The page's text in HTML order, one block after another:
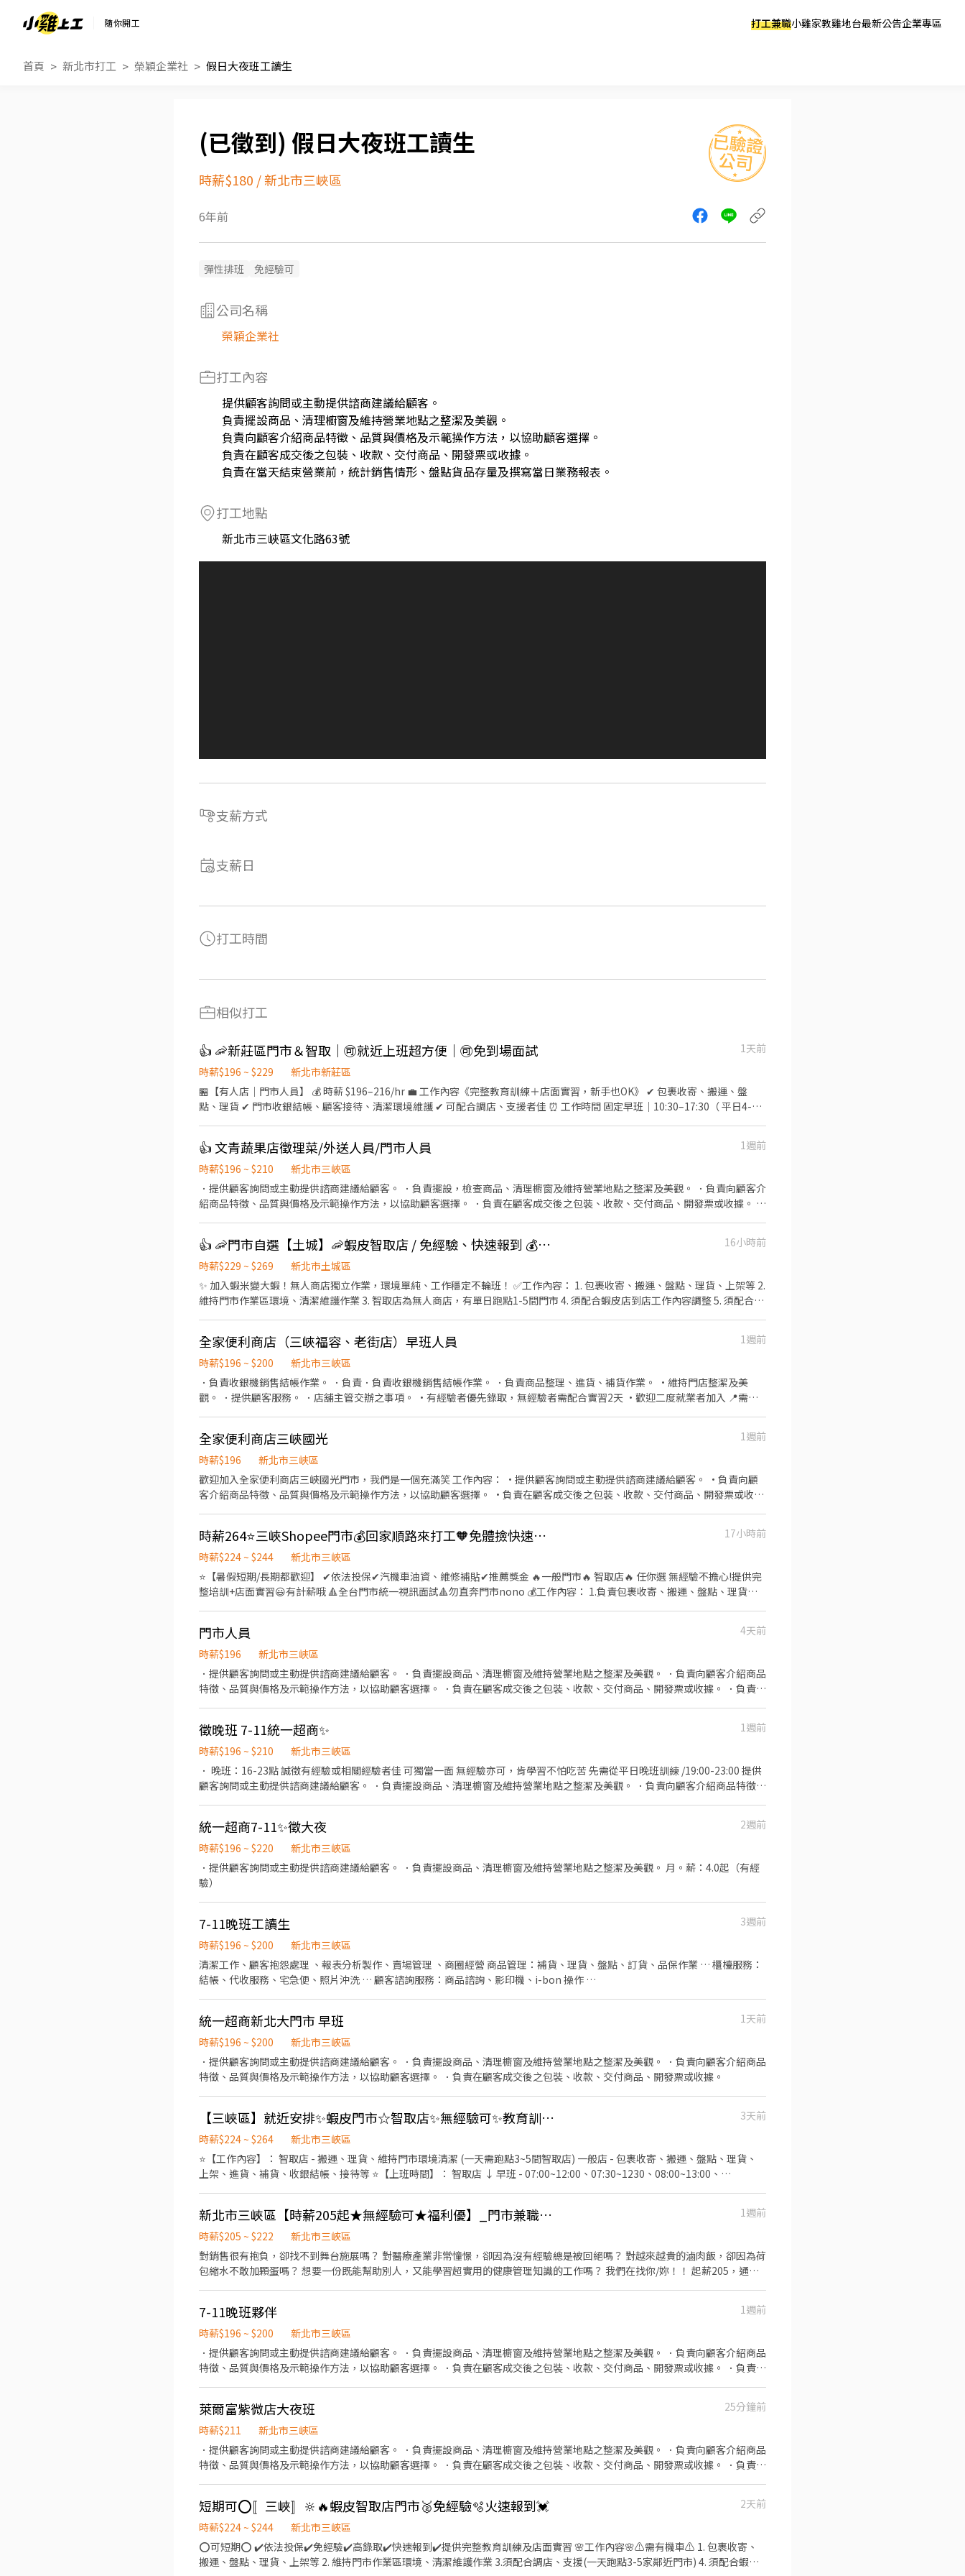
隨你開工 打工兼職小雞家教雞地台最新公告企業專區
首頁 新北市打工 榮穎企業社 假日大夜班工讀生
假日大夜班工讀生
時薪$180 /新北市三峽區
6年前
彈性排班 免經驗可
公司名稱
榮穎企業社
打工內容
提供顧客詢問或主動提供諮商建議給顧客。
負責擺設商品、清理櫥窗及維持營業地點之整潔及美觀。
負責向顧客介紹商品特徵、品質與價格及示範操作方法，以協助顧客選擇。
負責在顧客成交後之包裝、收款、交付商品、開發票或收據。
負責在當天結束營業前，統計銷售情形、盤點貨品存量及撰寫當日業務報表。
打工地點
新北市三峽區文化路63號
支薪方式
支薪日
打工時間
相似打工
👍 🦐新莊區門市＆智取｜🉑就近上班超方便｜🉑免到場面試
1天前
時薪$196 ~ $229
新北市新莊區
🏪【有人店｜門市人員】 💰 時薪 $196–216/hr 💼 工作內容《完整教育訓練＋店面實習，新手也OK》 ✔ 包裹收寄、搬運、盤
點、理貨 ✔ 門市收銀結帳、顧客接待、清潔環境維護 ✔ 可配合調店、支援者佳 ⏰ 工作時間 固定早班｜10:30–17:30（ 平日4-
流箱約 10–15kg） ✔ 作業區環境整理、清潔 ✔ 需自備機車，可配合單日跑點（距離 ＜10km） ⏰ 工作時間 固定早班｜07:00–
13:30（每日排 2–5H） 固定晚班｜17:30–23:30（每日排 2–5H） 固定夜班｜23:30–03:30 🗓 排班方式 ✔ 含假日｜週排 3–5 天 ––
–––––––––––––––– 📍門市地點自選｜目前缺額如下 🔹 八里區 🏪 八里中山店｜中山路二段306號1樓 ⭐ 八里龍形－智取店｜龍
形三街3號1樓 🔹 三重區 ⭐ 三重光復－智取店｜光復路一段21號1樓 ⭐ 三重三民－智取店｜三民街77號1樓 ⭐ 三重慈愛－智取店｜
慈愛街74號1樓 ⭐ 三重五華－智取店｜五華街62之1號1樓 ⭐ 三重雙園－智取店｜雙園街124號1樓 ⭐ 三重正義－智取店｜正義北
路335號1樓 🔹 三峽區 ⭐ 三峽國光－智取店｜國光街81巷3之2號1樓 ⭐ 三峽大觀－智取店｜大觀路24號1樓 ⭐ 三峽民族－智取店
｜民族街12號1樓 ⭐ 三峽永安－智取店｜永安街94號1樓 🔹 土城區 🏪 土城明德店｜明德路一段309號1樓 🏪 土城中正店｜中正路
67巷20號1樓 🏪 土城立仁店｜立仁街6號1樓 🏪 土城學府店｜學府路一段91號1樓 ⭐ 土城延吉－智取店｜延吉街26號與28號1樓
⭐ 土城金安－智取店｜金安街36號1樓 ⭐ 土城裕生－智取店｜裕生路28號 🔹 中和區 🏪 中和華福店｜華福街28號1樓 🏪 中和捷運
店｜捷運路18號1樓 🏪 中和宜安店｜宜安路149號1樓 🏪 中和自立店｜自立路23號1樓 ⭐ 中和力行－智取店｜連勝街19號1樓 ⭐
中和民享－智取店｜民享街66號1樓 ⭐ 中和秀山－智取店｜自立路139巷2號1樓 ⭐ 中和安平－智取店｜安平路17號1樓 ⭐ 中和連
城－智取店｜連城路346之1號1樓 ⭐ 中和成功－智取店｜成功路1巷8號1樓 ⭐ 中和景平三－智取店｜景平路638號1樓 ⭐ 中和興南
－智取店｜興南路一段179號1樓 🔹 五股區 🏪 五股西雲店｜西雲路70號1樓 ⭐ 五股工商－智取店｜工商路171號1樓 🔹 永和區 🏪
永和永平店｜仁愛路308號1、2樓 ⭐ 永和永元－智取店｜永元路97號1樓 ⭐ 永和中山－智取店｜中山路一段102之1號1樓 ⭐ 永和
中興－智取店｜中興街151號1樓 🔹 汐止區 🏪 汐止大同店｜大同路二段667號1樓 🏪 汐止樟樹二店｜樟樹一路141巷3號1樓 🏪 汐
止新昌店｜新昌路12號1樓 🏪 汐止明峰店｜明峰街15號1樓 🏪 汐止青山店｜青山路29號 ⭐ 汐止秀峰－智取店｜秀峰路74號1樓 ⭐
汐止東城－智取店｜康寧街459巷17號1樓 ⭐ 汐止同興－智取店｜同興路278號1樓 🔹 板橋區 🏪 板橋僑中店｜僑中二街8巷1號1樓
板橋大觀店｜大觀路二段173號1樓 ⭐ 板橋北門－智取店｜北門街55號1樓 ⭐ 板橋光武－智取店｜光武街36巷2號1樓 ⭐ 板橋四維
－智取店｜四維路304號1樓 ⭐ 板橋滿平－智取店｜滿平街75號1樓 ⭐ 板橋永豐－智取店｜永豐街151號1樓 ⭐ 板橋漢生－智取店
｜漢生西路165巷50號1樓 ⭐ 板橋仁化－智取店｜仁化街173號1樓 ⭐ 板橋莒光－智取店｜莒光路133巷1號1樓 ⭐ 板橋樂群－智取
店｜樂群路140號1樓 ⭐ 板橋實踐－智取店｜實踐路93巷31號1樓 ⭐ 板橋信義－智取店｜信義路150巷10號1樓 ⭐ 板橋民權－智取
店｜民權路257號1樓 ⭐ 板橋長江－智取店｜長江路二段159號1樓 🔹 林口區 🏪 林口文化店｜文化二路二段153號1樓 🏪 林口忠孝
店｜忠孝路480號1樓 ⭐ 林口晴空－智取店｜文化三路一段39巷110號1樓 ⭐ 林口仁愛－智取店｜仁愛路二段628號1樓 🔹 金山區
⭐ 金山中正－智取店｜中正路59號1樓 🔹 泰山區 🏪 泰山仁德店｜仁德路10號1樓 🏪 泰山工專店｜工專路52號1樓 ⭐ 泰山明志－
智取店｜明志路二段291號1樓 ⭐ 泰山泰林－智取店｜泰林路二段217號1樓 🔹 淡水區 🏪 淡水民族店｜民族路33巷16-7號1樓 🏪
淡水北新店｜北新路169巷5號 ⭐ 淡水海都－智取店｜新市三路二段361號1樓 ⭐ 淡水新市－智取店｜新市一路三段162號1樓 🔹
新店區 🏪 新店三民店｜三民路67號1樓 🏪 新店安康三店｜安康路三段175號1樓 🏪 新店安和店｜安和路二段163號1樓 🏪 新店北
宜店｜北宜路二段69號1樓 🏪 新店中興二店｜中興路三段189號1樓 🏪 新店百忍店｜百忍街1-1號1樓 ⭐ 新店安祥－智取店｜安祥
🏪 新莊建福店｜建福路59巷13號1樓 🏪 新莊雙鳳店｜雙鳳路34號1樓 🏪 新莊龍安店｜龍安路287號1樓 🏪 新莊中平店｜中平路
184巷32號1樓 ⭐ 新莊潭底－智取店｜成功街1號1樓（HD hub） ⭐ 新莊安國－智取店｜頭前路38號1樓 ⭐ 新莊體育－智取店｜公
園路95號1樓 ⭐ 新莊中港二－智取店｜中港一街126號1樓 ⭐ 新莊中正－智取店｜中正路881-16號1樓 ⭐ 新莊榮華－智取店｜榮華
路一段58號1樓 ⭐ 新莊公園－智取店｜公園路60號1樓 🔹 萬里區 ⭐ 萬里瑪鋉－智取店｜瑪鋉路41號1、2樓 🔹 蘆洲區 🏪 蘆洲民族
二店｜民族路151號1樓 🏪 蘆洲民族三店｜民族路327巷24號1樓 ⭐ 蘆洲水湳－智取店｜水湳街31號1樓 ⭐ 蘆洲長安二－智取店｜
長安街44號1樓 –––––––––––––––––––––––––––––––––––––––––––––––––––––– 🔽🔽🔽如何應徵？🔽🔽🔽 ➊填寫履歷：
https://reurl.cc/ep0VEQ ➋加入留言：https://lin.ee/P5tPoOQ 或加 @504xbfkt 💥截圖職缺文💥 私訊留下 ⌜姓名✚電話 指名威
爾森 專員」
👍 文青蔬果店徵理菜/外送人員/門市人員
1週前
時薪$196 ~ $210
新北市三峽區
．提供顧客詢問或主動提供諮商建議給顧客。 ．負責擺設，檢查商品、清理櫥窗及維持營業地點之整潔及美觀。 ．負責向顧客介
紹商品特徵、品質與價格及示範操作方法，以協助顧客選擇。 ．負責在顧客成交後之包裝、收款、交付商品、開發票或收據。 ．
👍 🦐門市自選【土城】🦐蝦皮智取店 / 免經驗、快速報到 💰時薪 229-269
16小時前
時薪$229 ~ $269
新北市土城區
✨ 加入蝦米變大蝦！無人商店獨立作業，環境單純、工作穩定不輪班！ ✅工作內容： 1. 包裹收寄、搬運、盤點、理貨、上架等 2.
維持門市作業區環境、清潔維護作業 3. 智取店為無人商店，有單日跑點1-5間門市 4. 須配合蝦皮店到店工作內容調整 5. 須配合鄰
17:30-22:30、17:30-23:30、18:30-22:30、18:30-23:30 (上班時數為2~6小時依實際情況而定) 🔹夜班 ：23:30–03:30 (上班時數
為2~4小時依實際情況而定) 🔹假日早班：07:00-12:00 🔹假日晚班：17:30-23:30 (上班時數為2~6小時，一個月至少6天，依實際
情況而定) ⸻ ✅工作待遇： 日班時薪=$229 晚班另有獎金+20=時薪$249 夜班另有獎金+40=時薪$269
━━━━━━━━━━━━━ 📍 【熱門開缺地點】新北市三重、土城、中和、永和、汐止、板橋、淡水、新店、新莊、蘆洲
━━━━━━━━━━━━ 📩 【火速卡位應徵流程】 ➊ 點擊填寫廠商制式履歷（1分鐘完成，快速安排送審）： 👉
https://reurl.cc/Wbek79 🔒 【隱私防線】個資僅供廠商審核，敏感欄位（身分證/詳細地址）錄取前皆可先不填！ ➋加入留言：
👉https://lin.ee/OBnhVN5 私訊留下 ⌜姓名+電話 +應徵蝦皮門市人員」💥
全家便利商店（三峽福容、老街店）早班人員
1週前
時薪$196 ~ $200
新北市三峽區
．負責收銀機銷售結帳作業。 ．負責．負責收銀機銷售結帳作業。 ．負責商品整理、進貨、補貨作業。 ·維持門店整潔及美
觀。 ．提供顧客服務。 ．店舖主管交辦之事項。 ·有經驗者優先錄取，無經驗者需配合實習2天 ·歡迎二度就業者加入 📍需要
全家便利商店三峽國光
1週前
時薪$196
新北市三峽區
歡迎加入全家便利商店三峽國光門市，我們是一個充滿笑 工作內容： •提供顧客詢問或主動提供諮商建議給顧客。 •負責向顧
客介紹商品特徵、品質與價格及示範操作方法，以協助顧客選擇。 •負責在顧客成交後之包裝、收款、交付商品、開發票或收
時薪264⭐三峽Shopee門市💰回家順路來打工🧡免體撿快速報到
17小時前
時薪$224 ~ $244
新北市三峽區
⭐【暑假短期/長期都歡迎】 ✔依法投保✔汽機車油資、維修補貼✔推薦獎金 🔥一般門市🔥 智取店🔥 任你選 無經驗不擔心!提供完
整培訓+店面實習😃有計薪哦 🔺全台門市統一視訊面試🔺勿直奔門市nono 💰工作內容： 1.負責包裹收寄、搬運、盤點、理貨等
224元 智取店(無人店) 晚班時新244元 🏡門市地點(任你自選) ↓↓智取店↓↓ 三峽大觀 - 智取店 新北市三峽區大觀路24號1樓 三
峽民族 - 智取店 新北市三峽區民族街12號1樓 三峽永安 - 智取店 新北市三峽區永安街94號1樓 三峽國光 - 智取店 新北市三峽區國
光街81巷3之2號1樓 💰工作時間：(給你選) 【固定班別、每周至少配合4天】 ↓↓智取店↓↓ 早班－ 07:00-12:00/07:30-
12:30/08:00-13:00/08:30-13:30 晚班－17:30-23:00/18:30 - 23:00 🔺需能搬重10-15KG 🔺須配合鄰近店點支援 🔺短期/長期 ☆*:
.｡. o(≧▽≦)o .｡.:*☆ ✍應徵、詢問歡迎直接聯繫、填線上履歷 招募專員：林小姐 https://lin.ee/PGxf2s9 加入後請留言 :姓名/電
話/應徵工作截圖 💡安心求職、應徵詢問不收錢
門市人員
4天前
時薪$196
新北市三峽區
．提供顧客詢問或主動提供諮商建議給顧客。 ．負責擺設商品、清理櫥窗及維持營業地點之整潔及美觀。 ．負責向顧客介紹商品
特徵、品質與價格及示範操作方法，以協助顧客選擇。 ．負責在顧客成交後之包裝、收款、交付商品、開發票或收據。 ．負責在
徵晚班 7-11統一超商✨
1週前
時薪$196 ~ $210
新北市三峽區
． 晚班：16-23點 誠徵有經驗或相關經驗者佳 可獨當一面 無經驗亦可，肯學習不怕吃苦 先需從平日晚班訓練 /19:00-23:00 提供
顧客詢問或主動提供諮商建議給顧客。 ．負責擺設商品、清理櫥窗及維持營業地點之整潔及美觀。 ．負責向顧客介紹商品特徵、
統一超商7-11✨徵大夜
2週前
時薪$196 ~ $220
新北市三峽區
．提供顧客詢問或主動提供諮商建議給顧客。 ．負責擺設商品、清理櫥窗及維持營業地點之整潔及美觀。 月。薪：4.0起（有經
驗）
7-11晚班工讀生
3週前
時薪$196 ~ $200
新北市三峽區
清潔工作、顧客抱怨處理 、報表分析製作、賣場管理 、商圈經營 商品管理：補貨、理貨、盤點、訂貨、品保作業 … 櫃檯服務：
結帳、代收服務、宅急便、照片沖洗 … 顧客諮詢服務：商品諮詢、影印機、i-bon 操作 …
統一超商新北大門市 早班
1天前
時薪$196 ~ $200
新北市三峽區
．提供顧客詢問或主動提供諮商建議給顧客。 ．負責擺設商品、清理櫥窗及維持營業地點之整潔及美觀。 ．負責向顧客介紹商品
特徵、品質與價格及示範操作方法，以協助顧客選擇。 ．負責在顧客成交後之包裝、收款、交付商品、開發票或收據。
【三峽區】就近安排✨蝦皮門市☆智取店✨無經驗可✨教育訓練皆有薪✨可週預支
3天前
時薪$224 ~ $264
新北市三峽區
⭐【工作內容】： 智取店 - 搬運、理貨、維持門市環境清潔 (一天需跑點3~5間智取店) 一般店 - 包裹收寄、搬運、盤點、理貨、
上架、進貨、補貨、收銀結帳、接待等 ⭐【上班時間】： 智取店 ↓ 早班 - 07:00~12:00、07:30~1230、08:00~13:00、
度】：排休制 ⭐【工作地點】： 智取店： 三峽大觀｜大觀路24號1樓 三峽國光｜國光街81巷3之2號1樓 三峽民生｜民生街46號1
樓 三峽永安｜永安街94號1樓 三峽民族｜民族街12號1樓 ➖➖➖➖➖➖➖應 征 方 式➖➖➖➖➖➖➖➖➖ ☑️聯絡找我: @644uvbnl ✨+好
友連結https://lin.ee/t0EtV2b
新北市三峽區【時薪205起★無經驗可★福利優】_門市兼職、實習
1週前
時薪$205 ~ $222
新北市三峽區
對銷售很有抱負，卻找不到舞台施展嗎？ 對醫療產業非常憧憬，卻因為沒有經驗總是被回絕嗎？ 對越來越貴的滷肉飯，卻因為荷
包縮水不敢加顆蛋嗎？ 想要一份既能幫助別人，又能學習超實用的健康管理知識的工作嗎？ 我們在找你/妳！！ 起薪205，通過
醫療相關知識 （3）醫療產品銷售及陳列 （4）每月排班需100小時以上、平假日皆需輪班 請立即按下【我要應徵】！！
7-11晚班夥伴
1週前
時薪$196 ~ $200
新北市三峽區
．提供顧客詢問或主動提供諮商建議給顧客。 ．負責擺設商品、清理櫥窗及維持營業地點之整潔及美觀。 ．負責向顧客介紹商品
特徵、品質與價格及示範操作方法，以協助顧客選擇。 ．負責在顧客成交後之包裝、收款、交付商品、開發票或收據。 ．負責在
萊爾富紫微店大夜班
25分鐘前
時薪$211
新北市三峽區
．提供顧客詢問或主動提供諮商建議給顧客。 ．負責擺設商品、清理櫥窗及維持營業地點之整潔及美觀。 ．負責向顧客介紹商品
特徵、品質與價格及示範操作方法，以協助顧客選擇。 ．負責在顧客成交後之包裝、收款、交付商品、開發票或收據。 ．負責在
短期可⭕〚三峽〛🔆🔥蝦皮智取店門市🥈免經驗🫧火速報到💓
2天前
時薪$224 ~ $244
新北市三峽區
⭕️可短期⭕️ ✔️依法投保✔️免經驗✔️高錄取✔️快速報到✔️提供完整教育訓練及店面實習 🌸工作內容🌸⚠️需有機車⚠️ 1. 包裹收寄、
搬運、盤點、理貨、上架等 2. 維持門市作業區環境、清潔維護作業 3.須配合調店、支援(一天跑點3-5家鄰近門市) 4. 須配合蝦皮